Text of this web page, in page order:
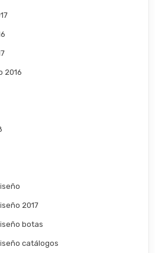
2016
2017
botas
catálogos